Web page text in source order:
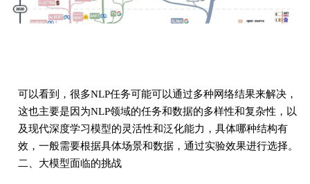
可以看到，很多NLP任务可能可以通过多种网络结果来解决，
这也主要是因为NLP领域的任务和数据的多样性和复杂性，以
及现代深度学习模型的灵活性和泛化能力，具体哪种结构有
效，一般需要根据具体场景和数据，通过实验效果进行选择。
二、大模型面临的挑战